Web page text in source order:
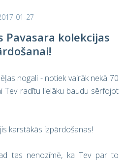
01-27
Pavasara kolekcijas
nogali - notiek vairāk nekā 70
Tev radītu lielāku baudu sērfojot
karstākās izpārdošanas!
tas nenozīmē, ka Tev par to